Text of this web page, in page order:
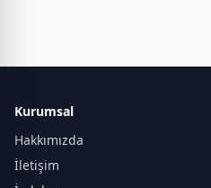
Kurumsal
Hakkımızda
İletişim